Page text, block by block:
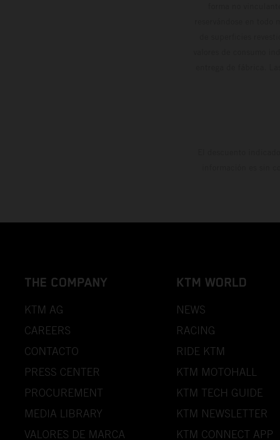
THE COMPANY
KTM AG
CAREERS
CONTACTO
PRESS CENTER
PROCUREMENT
MEDIA LIBRARY
VALORES DE MARCA
KTM WORLD
NEWS
RACING
RIDE KTM
KTM MOTOHALL
KTM TECH GUIDE
KTM NEWSLETTER
KTM CONNECT APP